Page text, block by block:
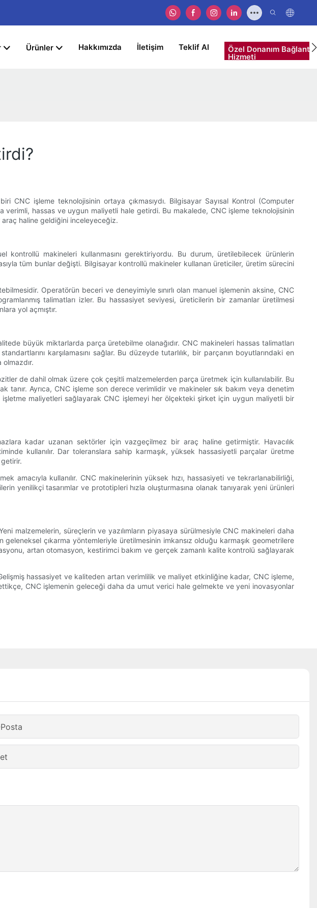
Ürünler Hakkımızda İletişim Teklif Al Özel Donanım Bağlantı
Hizmeti
işleme teknolojisinin ortaya çıkmasıydı. Bilgisayar Sayısal Kontrol (Computer
hassas ve uygun maliyetli hale getirdi. Bu makalede, CNC işleme teknolojisinin
haline geldiğini inceleyeceğiz.
makineleri kullanmasını gerektiriyordu. Bu durum, üretilebilecek ürünlerin
tüm bunlar değişti. Bilgisayar kontrollü makineler kullanan üreticiler, üretim sürecini
Operatörün beceri ve deneyimiyle sınırlı olan manuel işlemenin aksine, CNC
talimatları izler. Bu hassasiyet seviyesi, üreticilerin bir zamanlar üretilmesi
yol açmıştır.
büyük miktarlarda parça üretebilme olanağıdır. CNC makineleri hassas talimatları
karşılamasını sağlar. Bu düzeyde tutarlılık, bir parçanın boyutlarındaki en
de dahil olmak üzere çok çeşitli malzemelerden parça üretmek için kullanılabilir. Bu
Ayrıca, CNC işleme son derece verimlidir ve makineler sık ​​bakım veya denetim
maliyetleri sağlayarak CNC işlemeyi her ölçekteki şirket için uygun maliyetli bir
kadar uzanan sektörler için vazgeçilmez bir araç haline getirmiştir. Havacılık
kullanılır. Dar toleranslara sahip karmaşık, yüksek hassasiyetli parçalar üretme
amacıyla kullanılır. CNC makinelerinin yüksek hızı, hassasiyeti ve tekrarlanabilirliği,
yenilikçi tasarımlar ve prototipleri hızla oluşturmasına olanak tanıyarak yeni ürünleri
malzemelerin, süreçlerin ve yazılımların piyasaya sürülmesiyle CNC makineleri daha
çıkarma yöntemleriyle üretilmesinin imkansız olduğu karmaşık geometrilere
artan otomasyon, kestirimci bakım ve gerçek zamanlı kalite kontrolü sağlayarak
hassasiyet ve kaliteden artan verimlilik ve maliyet etkinliğine kadar, CNC işleme,
CNC işlemenin geleceği daha da umut verici hale gelmekte ve yeni inovasyonlar